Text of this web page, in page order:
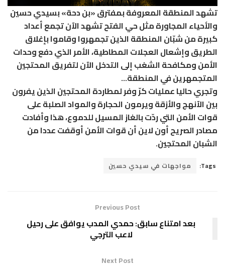
تشهد المنطقة المعروفة بمفترق «بن دحة» بسيدي حسين
والأحياء المجاورة مثل حي الفتح تشهد الآن تجمع أعداد
كبيرة من شبّان المنطقة الذين تجمهروا وقاموا بإغلاق
الطريق وإشعال العجلات المطاطية، الأمر الذي دفع وحدات
الأمن ومكافحة الشغب إلى التدخل الآن لتفريق المحتجين
المتجمهرين في المنطقة…
وتجري حاليا عمليات كرّ وفر لمطاردة المحتجين الذين يفرون
بين الآنهج والأزقة ويرمون الحجارة والمواد الصلبة على
قوات الأمن التي ردّت بالغاز المسيل للدموع، هذا وأفادت
مصادر الصريح أون لاين أن قوات الأمن أوقفت عددا من
الشبان المحتجين.
Tags: مواجهات في سيدي حسين
Previous Post
بعد امتناع سابق: حمدي المدب يوافق على رحيل
لاعب الترجي
Next Post